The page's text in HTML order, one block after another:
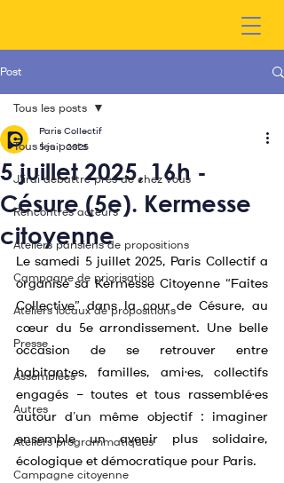
Post
Tous les posts
J'irai débattre près de chez vous
Rencontres acteurs
Ateliers parisiens de propositions
Campagne de priorisation
Ateliers locaux de propositions
Presse
Assemblées
Autres
Ateliers programmatiques
Campagne citoyenne
Tous les posts
5 juillet 2025, 16h -
Césure (5e). Kermesse
citoyenne
Paris Collectif
5 juil. 2025
Le samedi 5 juillet 2025, Paris Collectif a
organisé sa Kermesse Citoyenne “Faites
Collective” dans la cour de Césure, au
cœur du 5e arrondissement. Une belle
occasion de se retrouver entre
habitant·es, familles, ami·es, collectifs
engagés — toutes et tous rassemblé·es
autour d’un même objectif : imaginer
ensemble un avenir plus solidaire,
écologique et démocratique pour Paris.